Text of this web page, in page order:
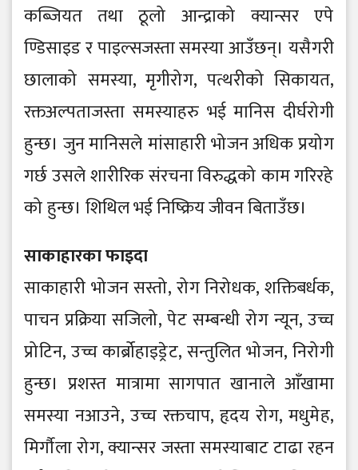
कब्जियत तथा ठूलो आन्द्राको क्यान्सर एपे
ण्डिसाइड र पाइल्सजस्ता समस्या आउँछन्। यसै गरी
छालाको समस्या, मृगीरो ग, पत्थरीको सिकायत,
रक्तअल्पताजस्ता समस्याहरु भई मानिस दीर्घरो गी
हुन्छ। जुन मानिसले मांसाहारी भो जन अधिक प्रयो ग
गर्छ उसले शारीरिक संरचना विरुद्धको काम गरिरहे
को हुन्छ। शिथिल भई निष्क्रिय जीवन बिताउँछ।
साकाहारका फाइदा
साकाहारी भो जन सस्तो , रो ग निरो धक, शक्तिबर्धक,
पाचन प्रक्रिया सजिलो , पे ट सम्बन्धी रो ग न्यून, उच्च
प्रो टिन, उच्च कार्ब्रोहाइड्रे ट, सन्तुलित भो जन, निरो गी
हुन्छ। प्रशस्त मात्रामा सागपात खानाले आँखामा
समस्या नआउने , उच्च रक्तचाप, हृदय रो ग, मधुमे ह,
मिर्गौ ला रो ग, क्यान्सर जस्ता समस्याबाट टाढा रहन